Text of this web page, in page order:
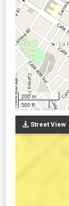
200 m
500 ft
Street View